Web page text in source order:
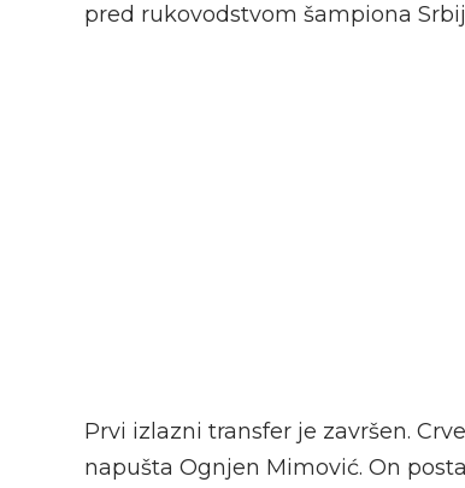
pred rukovodstvom šampiona
Prvi izlazni transfer je završen.
napušta Ognjen Mimović. On